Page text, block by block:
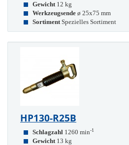
Gewicht 12 kg
Werkzeugsende ø 25x75 mm
Sortiment Spezielles Sortiment
HP130-R25B
Schlagzahl 1260 min-1
Gewicht 13 kg